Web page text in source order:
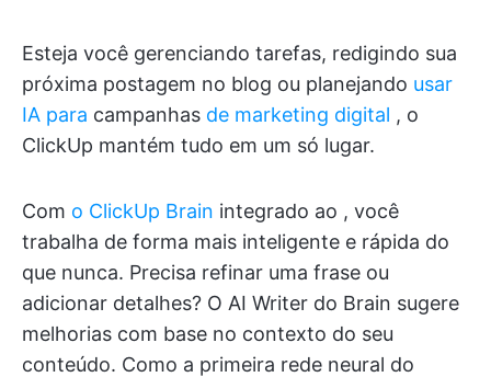
Esteja você gerenciando tarefas, redigindo sua
próxima postagem no blog ou planejando usar
IA para campanhas de marketing digital , o
ClickUp mantém tudo em um só lugar.
Com o ClickUp Brain integrado ao , você
trabalha de forma mais inteligente e rápida do
que nunca. Precisa refinar uma frase ou
adicionar detalhes? O AI Writer do Brain sugere
melhorias com base no contexto do seu
conteúdo. Como a primeira rede neural do